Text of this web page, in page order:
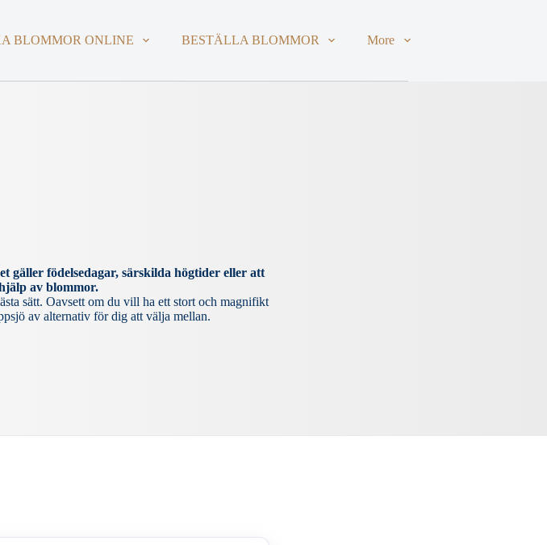
BLOMMOR ONLINE BESTÄLLA BLOMMOR More
gäller födelsedagar, särskilda högtider eller att
av blommor.
sätt. Oavsett om du vill ha ett stort och magnifikt
av alternativ för dig att välja mellan.